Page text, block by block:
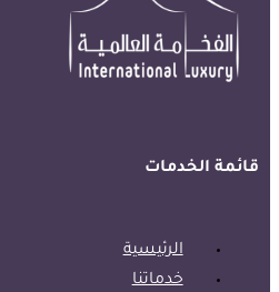
قائمة الخدمات
الرئيسية
خدماتنا